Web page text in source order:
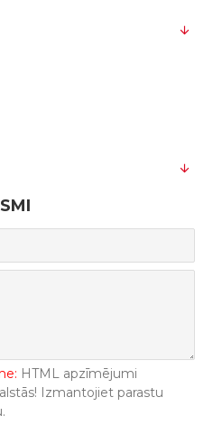
HTML apzīmējumi
Izmantojiet parastu